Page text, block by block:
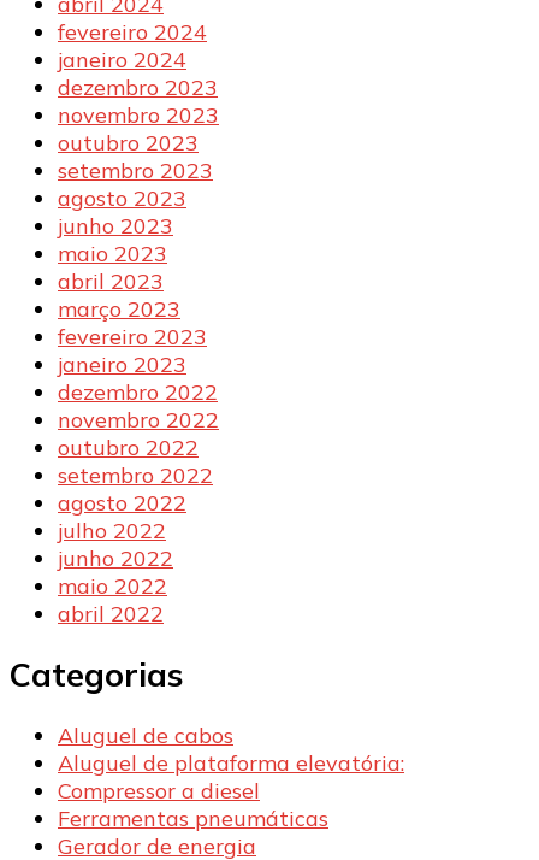
fevereiro 2024
janeiro 2024
dezembro 2023
novembro 2023
outubro 2023
setembro 2023
agosto 2023
junho 2023
maio 2023
abril 2023
março 2023
fevereiro 2023
janeiro 2023
dezembro 2022
novembro 2022
outubro 2022
setembro 2022
agosto 2022
julho 2022
junho 2022
maio 2022
abril 2022
Categorias
Aluguel de cabos
Aluguel de plataforma elevatória:
Compressor a diesel
Ferramentas pneumáticas
Gerador de energia